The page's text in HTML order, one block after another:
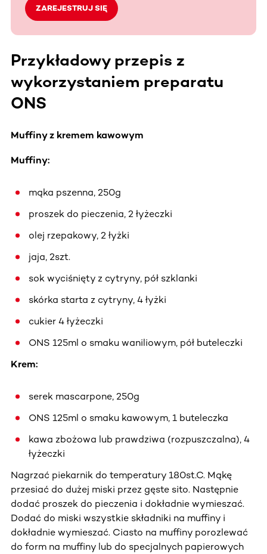
ZAREJESTRUJ SIĘ
Przykładowy przepis z
wykorzystaniem preparatu
ONS
Muffiny z kremem kawowym
Muffiny:
mąka pszenna, 250g
proszek do pieczenia, 2 łyżeczki
olej rzepakowy, 2 łyżki
jaja, 2szt.
sok wyciśnięty z cytryny, pół szklanki
skórka starta z cytryny, 4 łyżki
cukier 4 łyżeczki
ONS 125ml o smaku waniliowym, pół buteleczki
Krem:
serek mascarpone, 250g
ONS 125ml o smaku kawowym, 1 buteleczka
kawa zbożowa lub prawdziwa (rozpuszczalna), 4
łyżeczki
Nagrzać piekarnik do temperatury 180st.C. Mąkę
przesiać do dużej miski przez gęste sito. Następnie
dodać proszek do pieczenia i dokładnie wymieszać.
Dodać do miski wszystkie składniki na muffiny i
dokładnie wymieszać. Ciasto na muffiny porozlewać
do form na muffiny lub do specjalnych papierowych